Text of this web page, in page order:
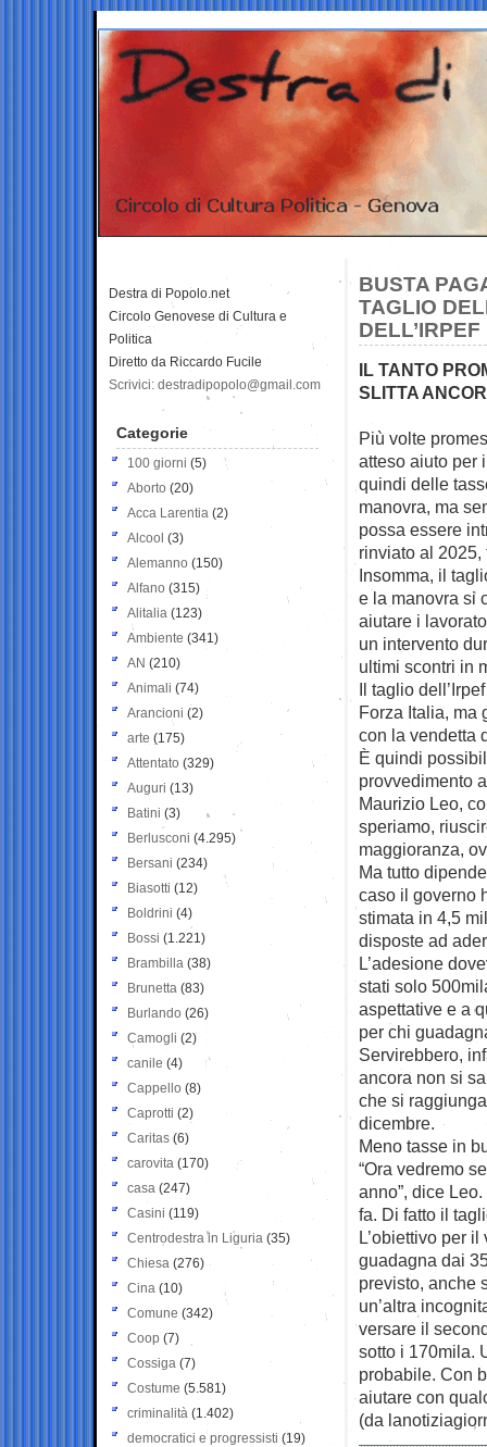
BUSTA
TAGLIO
DELL’IRPEF
IL TANTO
SLITTA
Più volte
atteso aiuto per
quindi delle
manovra, ma
possa essere
rinviato al 2025,
Insomma, il
e la manovra si
aiutare i
un intervento
ultimi scontri in
Il taglio
Forza Italia, ma
con la vendetta
È quindi
provvedimento
Maurizio Leo,
speriamo,
maggioranza,
Ma tutto
caso il governo
stimata in 4,5
disposte ad
L’adesione
stati solo
aspettative e a
per chi
Servirebbero,
ancora non si
che si
dicembre.
Meno tasse in
“Ora vedremo
anno”, dice
fa. Di fatto il
L’obiettivo per
guadagna dai
previsto, anche
un’altra
versare il
sotto i 170mila.
probabile. Con
aiutare con
(da
Destra di Popolo.net
Circolo Genovese di Cultura e
Politica
Diretto da Riccardo Fucile
Scrivici: destradipopolo@gmail.com
Categorie
100 giorni (5)
Aborto (20)
Acca Larentia (2)
Alcool (3)
Alemanno (150)
Alfano (315)
Alitalia (123)
Ambiente (341)
AN (210)
Animali (74)
Arancioni (2)
arte (175)
Attentato (329)
Auguri (13)
Batini (3)
Berlusconi (4.295)
Bersani (234)
Biasotti (12)
Boldrini (4)
Bossi (1.221)
Brambilla (38)
Brunetta (83)
Burlando (26)
Camogli (2)
canile (4)
Cappello (8)
Caprotti (2)
Caritas (6)
carovita (170)
casa (247)
Casini (119)
Centrodestra in Liguria (35)
Chiesa (276)
Cina (10)
Comune (342)
Coop (7)
Cossiga (7)
Costume (5.581)
criminalità (1.402)
democratici e progressisti (19)